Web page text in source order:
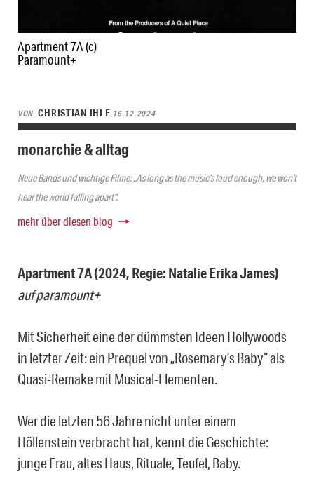
Apartment 7A (c)
Paramount+
VON CHRISTIAN IHLE 16.12.2024
monarchie & alltag
Neue Bands und wichtige Filme: „As long as the music’s loud enough, we won’t
hear the world falling apart“.
mehr über diesen blog
Apartment 7A (2024, Regie: Natalie Erika James)
auf paramount+
Mit Sicherheit eine der dümmsten Ideen Hollywoods
in letzter Zeit: ein Prequel von „Rosemary’s Baby“ als
Quasi-Remake mit Musical-Elementen.
Wer die letzten 56 Jahre nicht unter einem
Höllenstein verbracht hat, kennt die Geschichte:
junge Frau, altes Haus, Rituale, Teufel, Baby.